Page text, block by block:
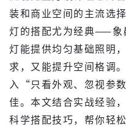
装和商业空间的主流选
灯的搭配尤为经典——象
灯能提供均匀基础照明
求，又能提升空间格调
入“只看外观、忽视参
佳。本文结合实战经验
科学搭配技巧，帮你轻